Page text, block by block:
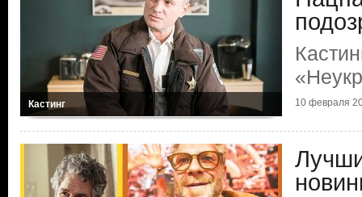
Кастинг 10 февраля